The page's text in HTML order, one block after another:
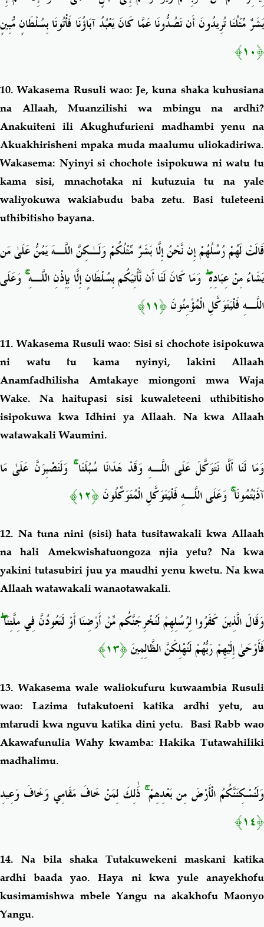
بَشَرٌ مِّثْلُنَا تُرِيدُونَ أَن تَصُدُّونَا عَمَّا كَانَ يَعْبُدُ آبَاؤُنَا فَأْتُونَا بِسُلْطَانٍ مُّبِينٍ
﴿١٠﴾
10. Wakasema Rusuli wao: Je, kuna shaka kuhusiana
na Allaah, Muanzilishi wa mbingu na ardhi?
Anakuiteni ili Akughufurieni madhambi yenu na
Akuakhirisheni mpaka muda maalumu uliokadiriwa.
Wakasema: Nyinyi si chochote isipokuwa ni watu tu
kama sisi, mnachotaka ni kutuzuia tu na yale
waliyokuwa wakiabudu baba zetu. Basi tuleteeni
uthibitisho bayana.
قَالَتْ لَهُمْ رُسُلُهُمْ إِن نَّحْنُ إِلَّا بَشَرٌ مِّثْلُكُمْ وَلَـٰكِنَّ اللَّـهَ يَمُنُّ عَلَىٰ مَن
يَشَاءُ مِنْ عِبَادِهِۖ وَمَا كَانَ لَنَا أَن نَّأْتِيَكُم بِسُلْطَانٍ إِلَّا بِإِذْنِ اللَّـهِۚوَعَلَى
اللَّـهِ فَلْيَتَوَكَّلِ الْمُؤْمِنُونَ﴿١١﴾
11. Wakasema Rusuli wao: Sisi si chochote isipokuwa
ni watu tu kama nyinyi, lakini Allaah
Anamfadhilisha Amtakaye miongoni mwa Waja
Wake. Na haitupasi sisi kuwaleteeni uthibitisho
isipokuwa kwa Idhini ya Allaah. Na kwa Allaah
watawakali Waumini.
وَمَا لَنَا أَلَّا نَتَوَكَّلَ عَلَى اللَّـهِ وَقَدْ هَدَانَا سُبُلَنَاۚ وَلَنَصْبِرَنَّ عَلَىٰ مَا
آذَيْتُمُونَاۚوَعَلَى اللَّـهِ فَلْيَتَوَكَّلِ الْمُتَوَكِّلُونَ﴿١٢﴾
12. Na tuna nini (sisi) hata tusitawakali kwa Allaah
na hali Amekwishatuongoza njia yetu? Na kwa
yakini tutasubiri juu ya maudhi yenu kwetu. Na kwa
Allaah watawakali wanaotawakali.
وَقَالَ الَّذِينَ كَفَرُوا لِرُسُلِهِمْ لَنُخْرِجَنَّكُم مِّنْ أَرْضِنَا أَوْ لَتَعُودُنَّ فِي مِلَّتِنَاۖ
فَأَوْحَىٰ إِلَيْهِمْ رَبُّهُمْ لَنُهْلِكَنَّ الظَّالِمِينَ﴿١٣﴾
13. Wakasema wale waliokufuru kuwaambia Rusuli
wao: Lazima tutakutoeni katika ardhi yetu, au
mtarudi kwa nguvu katika dini yetu. Basi Rabb wao
Akawafunulia Wahy kwamba: Hakika Tutawahiliki
madhalimu.
وَلَنُسْكِنَنَّكُمُ الْأَرْضَ مِن بَعْدِهِمْۚ ذَٰلِكَ لِمَنْ خَافَ مَقَامِي وَخَافَ وَعِيدِ
﴿١٤﴾
14. Na bila shaka Tutakuwekeni maskani katika
ardhi baada yao. Haya ni kwa yule anayekhofu
kusimamishwa mbele Yangu na akakhofu Maonyo
Yangu.